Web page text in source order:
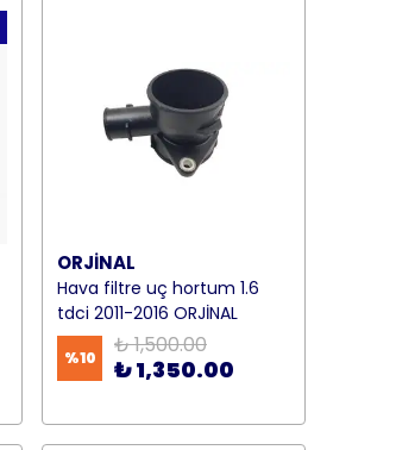
ORJİNAL
Hava filtre uç hortum 1.6
tdci 2011-2016 ORJİNAL
%10 ₺ 1,500.00
₺ 1,350.00